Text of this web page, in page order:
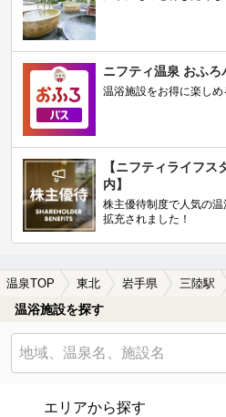
ニフティ温泉 おふろ
温浴施設をお得に楽し
【ニフティライフ
内】
株主優待制度で人気の
拡充されました！
温泉TOP 東北 岩手県 三陸駅
温浴施設を探す
エリアから探す